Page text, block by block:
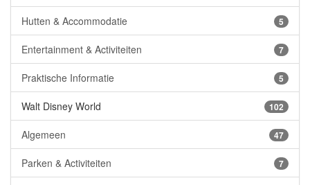
5
Hutten & Accommodatie
7
Entertainment & Activiteiten
5
Praktische Informatie
102
Walt Disney World
47
Algemeen
7
Parken & Activiteiten